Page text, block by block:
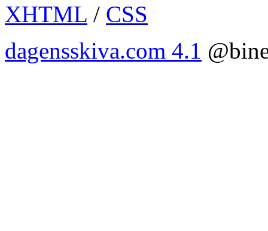
XHTML / CSS
dagensskiva.com 4.1